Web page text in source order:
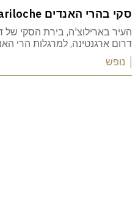
סקי בהרי האנדים Bariloche, ארגנטינה
העיר בארילוצ'ה, בירת הסקי של
דרום ארגנטינה, למרגלות הרי
| נופש